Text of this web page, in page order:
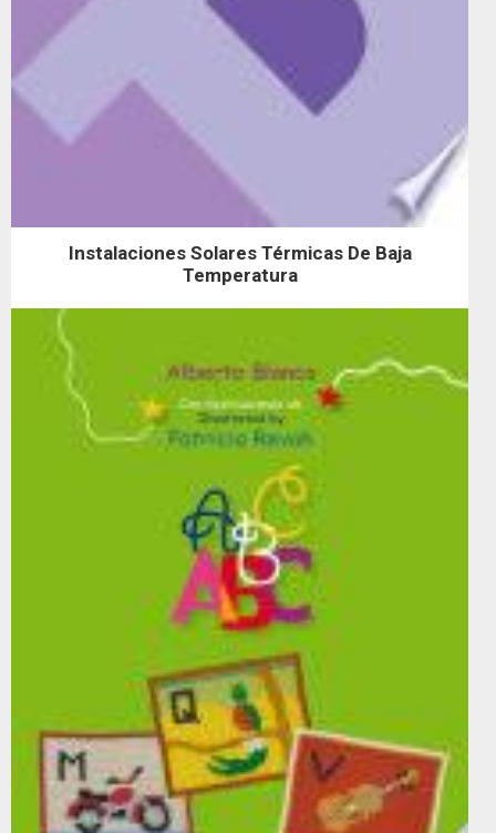
Instalaciones Solares Térmicas De Baja
Temperatura